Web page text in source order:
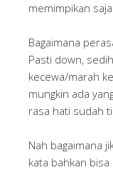
memimpikan
Bagaimana
Pasti down,
kecewa/marah
mungkin ada
rasa hati sudah
Nah bagaimana
kata bahkan